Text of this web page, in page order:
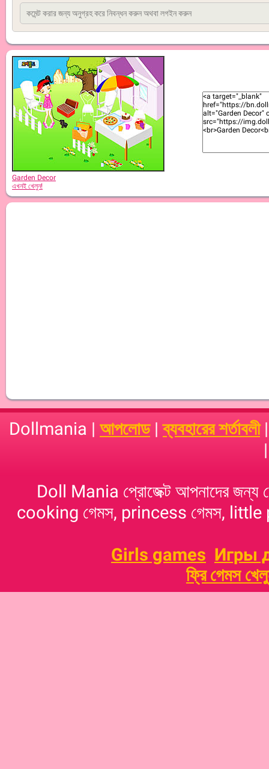
Garden Decor
এখনই খেলুন!
Dollmania | আপলোড|ব্যবহারের শর্তাবলী
Doll Mania প্রোজেক্ট আপনাদের
cooking গেমস, princess গেমস, little
Girls games Игры
ফ্রি গেমস